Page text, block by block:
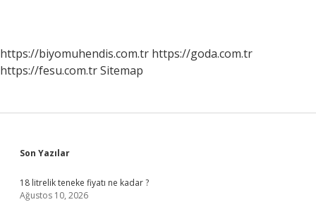
https://biyomuhendis.com.tr https://goda.com.tr
https://fesu.com.trSitemap
Sidebar
Son Yazılar
18 litrelik teneke fiyatı ne kadar ?
Ağustos 10, 2026